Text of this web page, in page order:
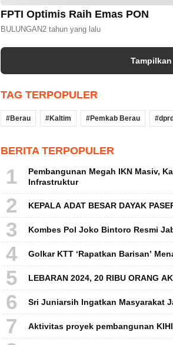
FPTI Optimis Raih Emas PON
BULUNGAN2 tahun yang lalu
TAG TERPOPULER
Berau Kaltim Pemkab Berau
BERITA TERPOPULER
1
Pembangunan Megah IKN Masiv,
Infrastruktur
2 KEPALA ADAT BESAR DAYAK
3 Kombes Pol Joko Bintoro Resmi
4 Golkar KTT ‘Rapatkan Barisan’
5 LEBARAN 2024, 20 RIBU ORANG
6 Sri Juniarsih Ingatkan Masyarakat
7 Aktivitas proyek pembangunan